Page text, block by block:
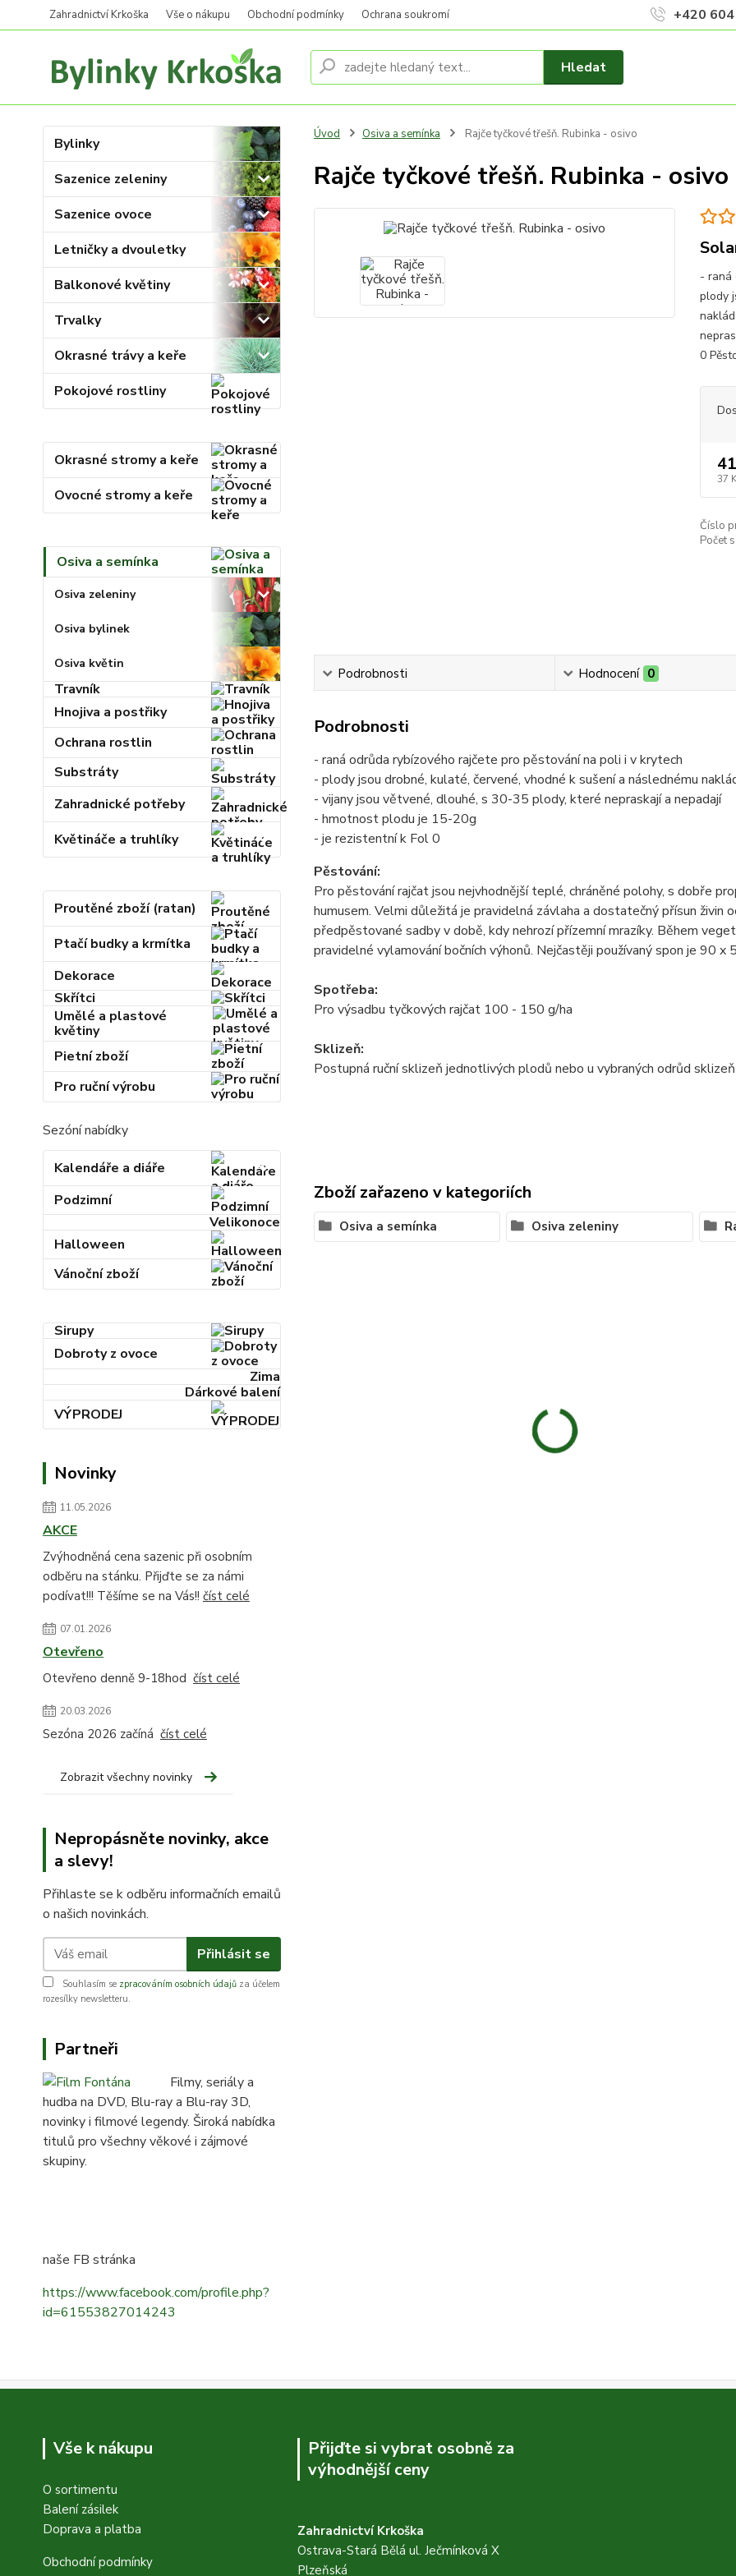
Zahradnictví Krkoška Vše o nákupu Obchodní podmínky Ochrana soukromí
Hledat
+420
Bylinky
Sazenice zeleniny
Sazenice ovoce
Letničky a dvouletky
Balkonové květiny
Trvalky
Okrasné trávy a keře
Pokojové rostliny
Okrasné stromy a keře
Ovocné stromy a keře
Osiva a semínka
Osiva zeleniny
Osiva bylinek
Osiva květin
Travník
Hnojiva a postřiky
Ochrana rostlin
Substráty
Zahradnické potřeby
Květináče a truhlíky
Proutěné zboží (ratan)
Ptačí budky a krmítka
Dekorace
Skřítci
Umělé a plastové
květiny
Pietní zboží
Pro ruční výrobu
Sezóní nabídky
Kalendáře a diáře
Podzimní
Velikonoce
Halloween
Vánoční zboží
Sirupy
Dobroty z ovoce
Zima
Dárkové balení
VÝPRODEJ
Novinky
11.05.2026
AKCE
Zvýhodněná cena sazenic při osobním
odběru na stánku. Přijďte se za námi
podívat!!! Těšíme se na Vás!! číst celé
07.01.2026
Otevřeno
Otevřeno denně 9-18hod číst celé
20.03.2026
Sezóna 2026 začíná číst celé
Zobrazit všechny novinky
Nepropásněte novinky, akce
a slevy!
Přihlaste se k odběru informačních emailů
o našich novinkách.
Přihlásit se
Souhlasím se zpracováním osobních údajů za účelem
rozesílky newsletteru.
Partneři
Filmy, seriály a
hudba na DVD, Blu-ray a Blu-ray 3D,
novinky i filmové legendy. Široká nabídka
titulů pro všechny věkové i zájmové
skupiny.
naše FB stránka
https://www.facebook.com/profile.php?
id=61553827014243
Úvod Osiva a semínka Rajče tyčkové třešň. Rubinka - osivo
Rajče tyčkové třešň. Rubinka - osivo
- raná
plody
0
37
Číslo
Počet
Podrobnosti Hodnocení 0
Podrobnosti
- raná odrůda rybízového rajčete pro pěstování na poli i v krytech
- plody jsou drobné, kulaté, červené, vhodné k sušení a následnému
- vijany jsou větvené, dlouhé, s 30-35 plody, které nepraskají a nepadají
- hmotnost plodu je 15-20g
- je rezistentní k Fol 0
Pěstování:
Pro pěstování rajčat jsou nejvhodnější teplé, chráněné polohy, s dobře
humusem. Velmi důležitá je pravidelná závlaha a dostatečný přísun
předpěstované sadby v době, kdy nehrozí přízemní mrazíky. Během
pravidelné vylamování bočních výhonů. Nejčastěji používaný spon je 90 x
Spotřeba:
Pro výsadbu tyčkových rajčat 100 - 150 g/ha
Sklizeň:
Postupná ruční sklizeň jednotlivých plodů nebo u vybraných odrůd
Zboží zařazeno v kategoriích
Osiva a semínka Osiva zeleniny
Vše k nákupu
O sortimentu
Balení zásilek
Doprava a platba
Obchodní podmínky
Přijďte si vybrat osobně za
výhodnější ceny
Zahradnictví Krkoška
Ostrava-Stará Bělá ul. Ječmínková X
Plzeňská